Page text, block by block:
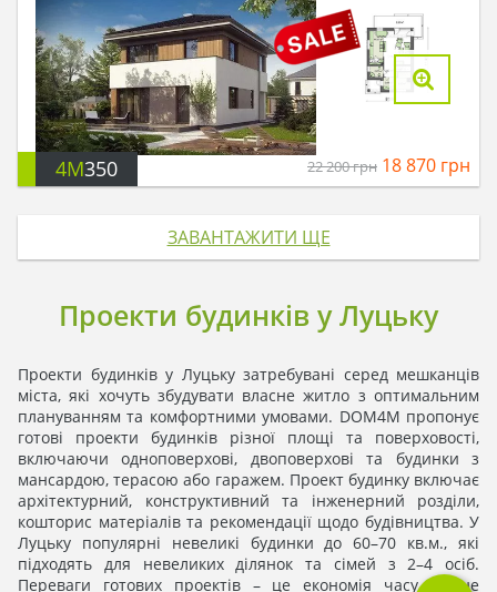
4M350 22 200грн 18 870 грн
ЗАВАНТАЖИТИ ЩЕ
Проекти будинків у Луцьку
Проекти будинків у Луцьку затребувані серед мешканців
міста, які хочуть збудувати власне житло з оптимальним
плануванням та комфортними умовами. DOM4M пропонує
готові проекти будинків різної площі та поверховості,
включаючи одноповерхові, двоповерхові та будинки з
мансардою, терасою або гаражем. Проект будинку включає
архітектурний, конструктивний та інженерний розділи,
кошторис матеріалів та рекомендації щодо будівництва. У
Луцьку популярні невеликі будинки до 60–70 кв.м., які
підходять для невеликих ділянок та сімей з 2–4 осіб.
Переваги готових проектів – це економія часу, точне